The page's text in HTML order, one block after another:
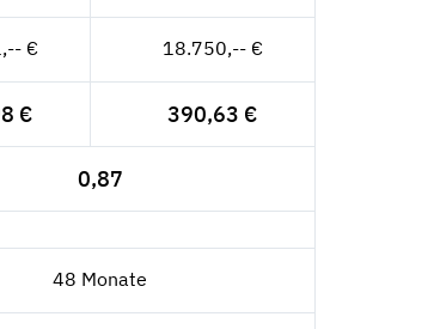
€ 18.750,-- €
€ 390,63 €
0,87
48 Monate